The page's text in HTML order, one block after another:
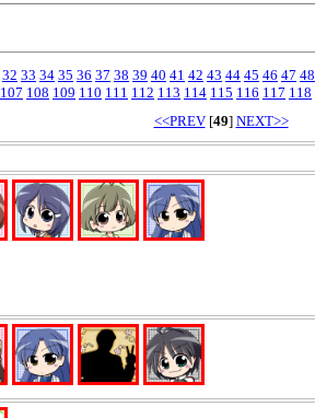
32 33 34 35 36 37 38 39 40 41 42 43 44 45 46 47 48
107 108 109 110 111 112 113 114 115 116 117 118
<<PREV[49] NEXT>>